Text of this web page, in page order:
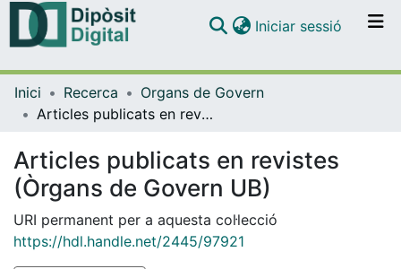
Navega per tot el DD
Contacte
Iniciar sessió (current)
Inici Recerca
Organs de Govern
Articles publicats en revistes (Òrgans de Govern UB)
Articles publicats en revistes
(Òrgans de Govern UB)
URI permanent per a aquesta col·lecció
https://hdl.handle.net/2445/97921